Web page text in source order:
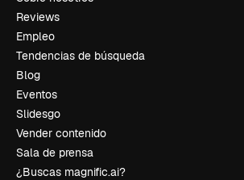
Reviews
Empleo
Tendencias de búsqueda
Blog
Eventos
Slidesgo
Vender contenido
Sala de prensa
¿Buscas magnific.ai?